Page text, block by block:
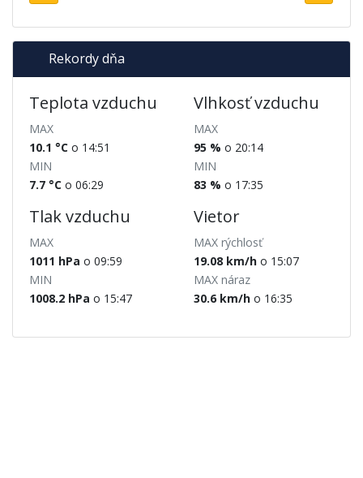
Rekordy dňa
Teplota vzduchu
MAX
10.1 °C o 14:51
MIN
7.7 °C o 06:29
Vlhkosť vzduchu
MAX
95 % o 20:14
MIN
83 % o 17:35
Tlak vzduchu
MAX
1011 hPa o 09:59
MIN
1008.2 hPa o 15:47
Vietor
MAX rýchlosť
19.08 km/h o 15:07
MAX náraz
30.6 km/h o 16:35